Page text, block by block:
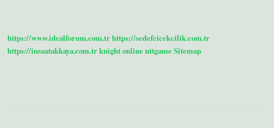
https://www.idealforum.com.trhttps://sedefcicekcilik.com.tr
https://insaatakkaya.com.trknight onlinenttgameSitemap